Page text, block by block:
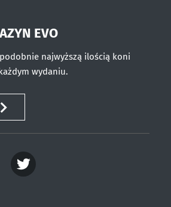
EVO
najwyższą ilością koni
wydaniu.